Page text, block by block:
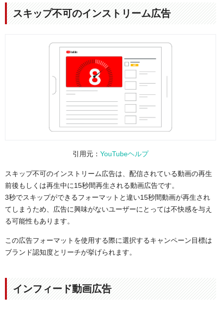
スキップ不可のインストリーム広告
引用元： YouTubeヘルプ
スキップ不可のインストリーム広告は、配信されている動画の再生
前後もしくは再生中に15秒間再生される動画広告です。
3秒でスキップができるフォーマットと違い15秒間動画が再生され
てしまうため、広告に興味がないユーザーにとっては不快感を与え
る可能性もあります。
この広告フォーマットを使用する際に選択するキャンペーン目標は
ブランド認知度とリーチが挙げられます。
インフィード動画広告